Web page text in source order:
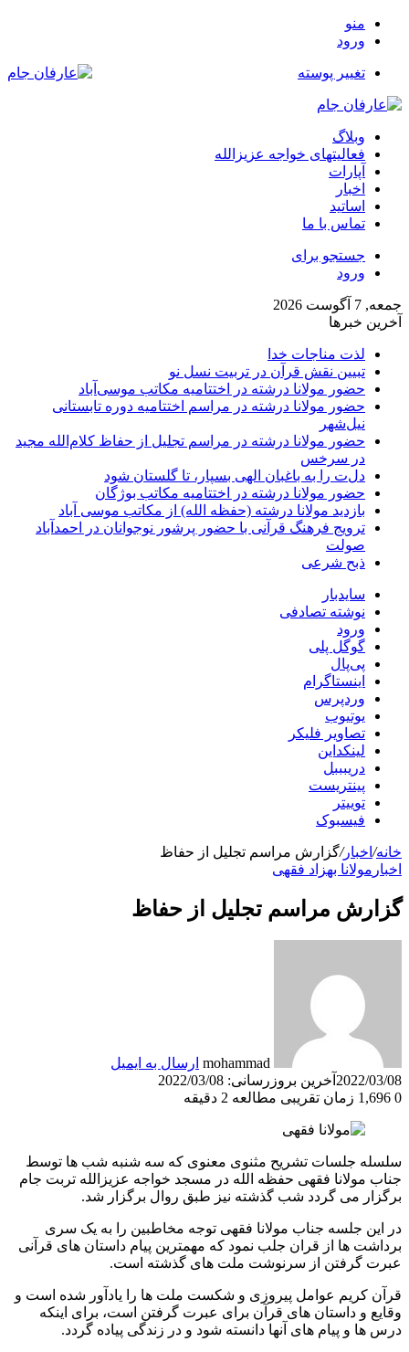
منو
ورود
تغییر پوسته
وبلاگ
فعالیتهای خواجه عزیزالله
آپارات
اخبار
اساتید
تماس با ما
جستجو برای
ورود
جمعه, 7 آگوست 2026
آخرین خبرها
لذت مناجات خدا
تبیین نقش قرآن در تربیت نسل نو
حضور مولانا درشته در اختتامیه مکاتب موسی‌آباد
حضور مولانا درشته در مراسم اختتامیه دوره تابستانی
نیل‌شهر
حضور مولانا درشته در مراسم تجلیل از حفاظ کلام‌الله مجید
در سرخس
دل‌ت را به باغبان الهی بسپار، تا گلستان شود
حضور مولانا درشته در اختتامیه مکاتب بوژگان
بازدید مولانا درشته (حفظه الله) از مکاتب موسی آباد
ترویج فرهنگ قرآنی با حضور پرشور نوجوانان در احمدآباد
صولت
ذبح شرعی
سایدبار
نوشته تصادفی
ورود
گوگل پلی
پی‌پال
اینستاگرام
وردپرس
یوتیوب
تصاویر فلیکر
لینکداین
دریبببل
پینتریست
توییتر
فیسبوک
خانه/ اخبار/گزارش مراسم تجلیل از حفاظ
اخبار مولانا بهزاد فقهی
گزارش مراسم تجلیل از حفاظ
mohammad ارسال به ایمیل
2022/03/08 آخرین بروزرسانی: 2022/03/08
0
زمان تقریبی مطالعه 2 دقیقه
سلسله جلسات تشریح مثنوی معنوی که سه شنبه شب ها توسط
جناب مولانا فقهی حفظه الله در مسجد خواجه عزیزالله تربت جام
برگزار می گردد شب گذشته نیز طبق روال برگزار شد.
در این جلسه جناب مولانا فقهی توجه مخاطبین را به یک سری
برداشت ها از قران جلب نمود که مهمترین پیام داستان های قرآنی
عبرت گرفتن از سرنوشت ملت های گذشته است.
قرآن کریم عوامل پیروزی و شکست ملت ها را یادآور شده است و
وقایع و داستان های قرآن برای عبرت گرفتن است، برای اینکه
درس ها و پیام های آنها دانسته شود و در زندگی پیاده گردد.